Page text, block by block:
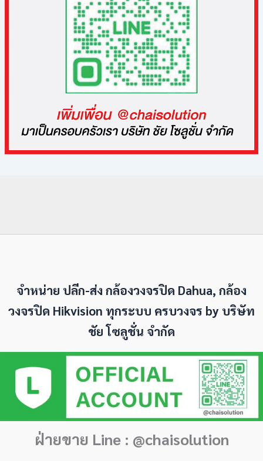
จำหน่าย ปลีก-ส่ง กล้องวงจรปิด Dahua, กล้อง
วงจรปิด Hikvision ทุกระบบ ครบวงจร by บริษัท
ชัย โซลูชั่น จำกัด
ฝ่ายขาย Line : @chaisolution